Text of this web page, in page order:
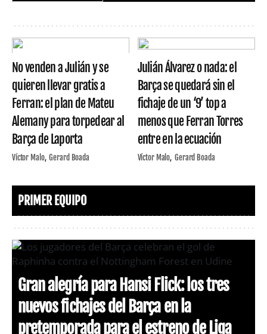
No venden a Julián y se
quieren llevar gratis a
Ferran: el plan de Mateu
Alemany para torpedear al
Barça de Laporta
Víctor Malo Gerard Boada
Julián Álvarez o nada: el
Barça se quedará sin el
fichaje de un ‘9’ top a
menos que Ferran Torres
entre en la ecuación
Víctor Malo Gerard Boada
PRIMER EQUIPO
Gran alegría para Hansi Flick: los tres
nuevos fichajes del Barça en la
pretemporada para el estreno de Liga